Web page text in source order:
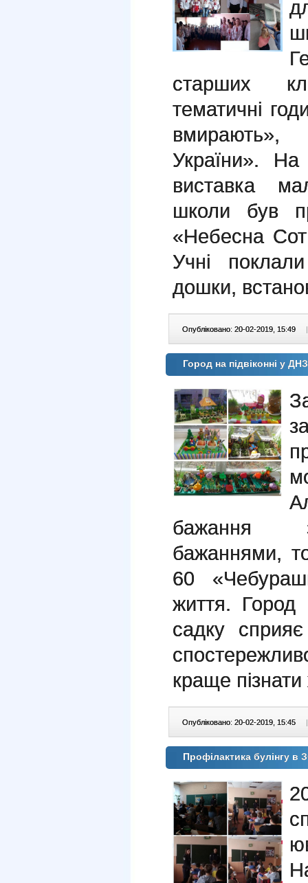
старших
тематичні
України».
виставка
школи був
«Небесна
Учні
дошки,
Опубліковано: 20-02-2019, 15:49 |
Город на підвіконні у
бажання
бажаннями,
60
життя. Город
садку сприяє
краще
Опубліковано: 20-02-2019, 15:45 |
Профілактика булінгу